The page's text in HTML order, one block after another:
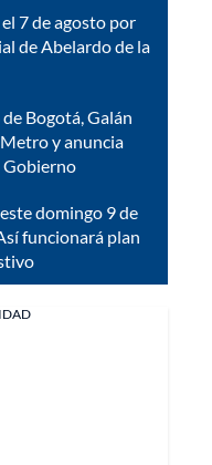
7 de agosto por
de Abelardo de la
Bogotá, Galán
y anuncia
Gobierno
domingo 9 de
funcionará plan